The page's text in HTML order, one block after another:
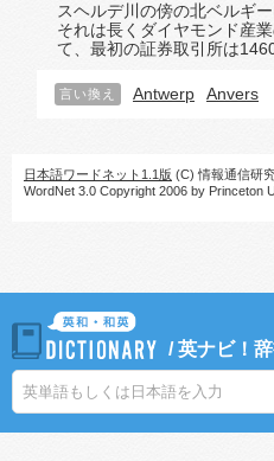
スヘルデ川の傍の北ベルギ
それは長くダイヤモンド産
て、最初の証券取引所は
言い換え Antwerp Anvers
日本語ワードネット1.1版 (C) 情報通信研
WordNet 3.0 Copyright 2006 by Princeton
/英ナビ！